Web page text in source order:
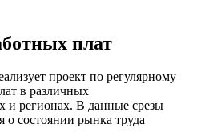
плат
проект по регулярному
в различных
и регионах. В данные срезы
о состоянии рынка труда